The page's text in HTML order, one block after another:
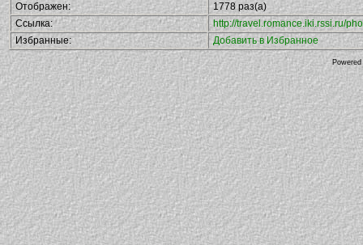
Отображен:
1778 раз(а)
Ссылка:
http://travel.romance.iki.rssi.ru/
Избранные:
Добавить в Избранное